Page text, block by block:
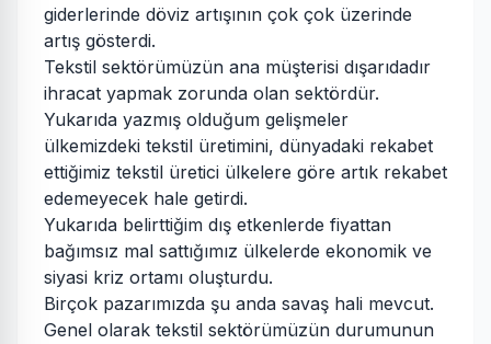
giderlerinde döviz artışının çok çok üzerinde
artış gösterdi.
Tekstil sektörümüzün ana müşterisi dışarıdadır
ihracat yapmak zorunda olan sektördür.
Yukarıda yazmış olduğum gelişmeler
ülkemizdeki tekstil üretimini, dünyadaki rekabet
ettiğimiz tekstil üretici ülkelere göre artık rekabet
edemeyecek hale getirdi.
Yukarıda belirttiğim dış etkenlerde fiyattan
bağımsız mal sattığımız ülkelerde ekonomik ve
siyasi kriz ortamı oluşturdu.
Birçok pazarımızda şu anda savaş hali mevcut.
Genel olarak tekstil sektörümüzün durumunun